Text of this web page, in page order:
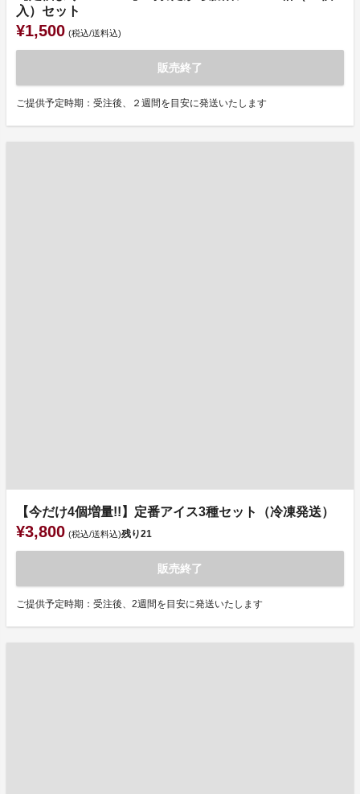
入）セット
¥1,500 (税込/送料込)
販売終了
ご提供予定時期：受注後、２週間を目安に発送いたします
【今だけ4個増量!!】定番アイス3種セット（冷凍発送）
¥3,800 (税込/送料込)残り21
販売終了
ご提供予定時期：受注後、2週間を目安に発送いたします